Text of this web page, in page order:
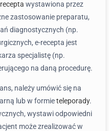
wystawiona przez
zastosowanie preparatu,
diagnostycznych (np.
e-recepta jest
specjalistę (np.
na daną procedurę.
należy umówić się na
lub w formieteleporady.
wystawi odpowiedni
może zrealizować w